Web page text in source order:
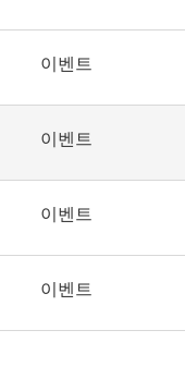
이벤트
이벤트
이벤트
이벤트